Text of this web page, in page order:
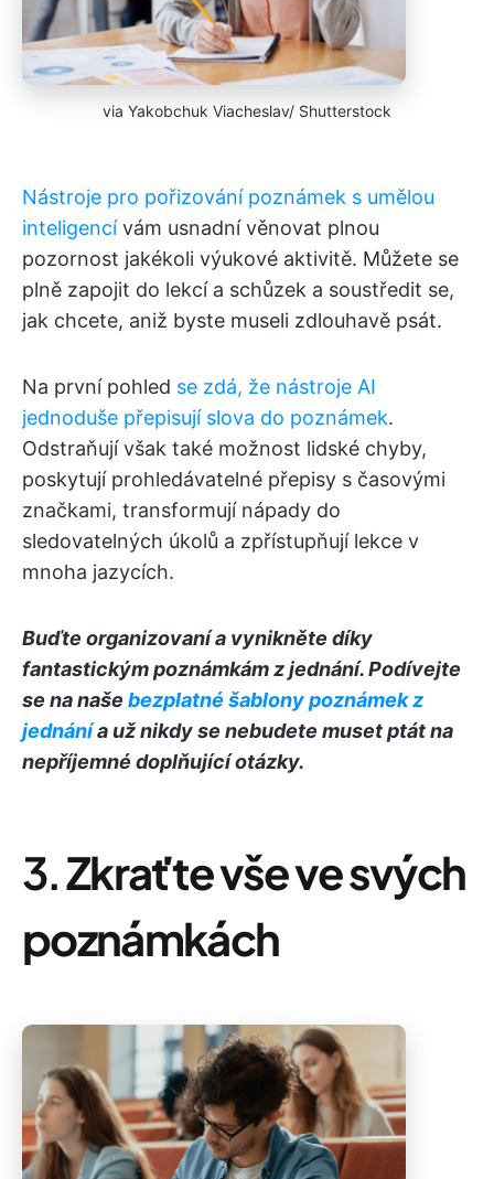
via Yakobchuk Viacheslav/ Shutterstock
Nástroje pro pořizování poznámek s umělou
inteligencívám usnadní věnovat plnou
pozornost jakékoli výukové aktivitě. Můžete se
plně zapojit do lekcí a schůzek a soustředit se,
jak chcete, aniž byste museli zdlouhavě psát.
Na první pohled se zdá, že nástroje AI
jednoduše přepisují slova do poznámek.
Odstraňují však také možnost lidské chyby,
poskytují prohledávatelné přepisy s časovými
značkami, transformují nápady do
sledovatelných úkolů a zpřístupňují lekce v
mnoha jazycích.
Buďte organizovaní a vynikněte díky
fantastickým poznámkám z jednání. Podívejte
se na naše bezplatné šablony poznámek z
jednánía už nikdy se nebudete muset ptát na
nepříjemné doplňující otázky.
3.Zkraťte vše ve svých
poznámkách